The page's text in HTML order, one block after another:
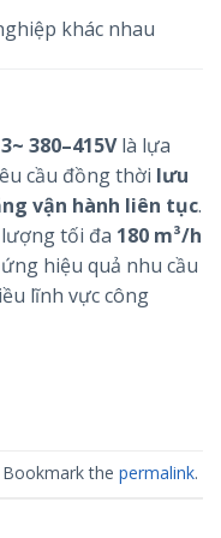
khác nhau
380–415Vlà lựa
cầu đồng thời lưu
vận hành liên tục.
tối đa 180 m³/h
hiệu quả nhu cầu
lĩnh vực công
Bookmark the permalink.